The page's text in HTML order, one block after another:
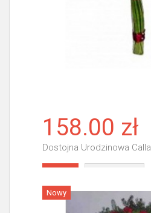
158.00 zł
Dostojna Urodzinowa Calla
Nowy